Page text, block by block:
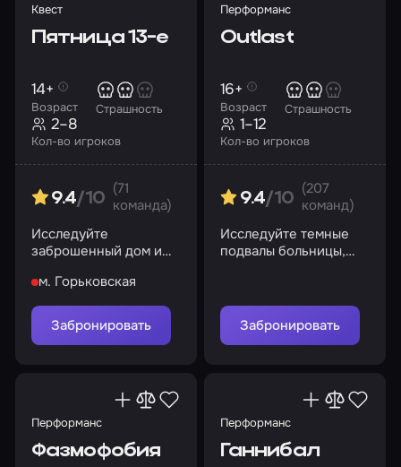
Квест
Пятница 13-е
Возраст
14+
Страшность
Кол-во игроков
2–8
9.4/10
(71
команда)
Исследуйте
заброшенный дом и
спасению
м. Горьковская
Забронировать
Перформанс
Outlast
Возраст
16+
Страшность
Кол-во игроков
1–12
9.4/10
(207
команд)
Исследуйте темные
подвалы больницы,
Забронировать
Перформанс
Фазмофобия
Перформанс
Ганнибал